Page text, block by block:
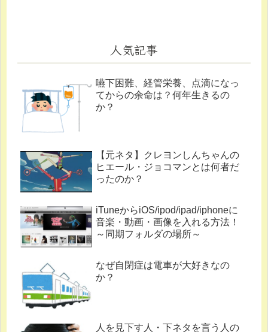
人気記事
嚥下困難、経管栄養、点滴になっ
てからの余命は？何年生きるの
か？
【元ネタ】クレヨンしんちゃんの
ヒエール・ジョコマンとは何者だ
ったのか？
iTuneからiOS/ipod/ipad/iphoneに
音楽・動画・画像を入れる方法！
～同期フォルダの場所～
なぜ自閉症は電車が大好きなの
か？
人を見下す人・下ネタを言う人の